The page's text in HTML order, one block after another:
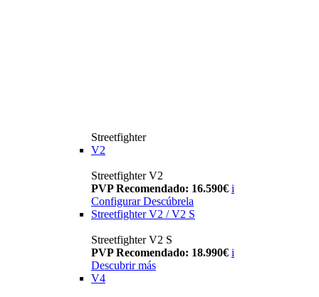
Streetfighter
V2
Streetfighter V2
PVP Recomendado: 16.590€ i
Configurar Descúbrela
Streetfighter V2 / V2 S
Streetfighter V2 S
PVP Recomendado: 18.990€ i
Descubrir más
V4